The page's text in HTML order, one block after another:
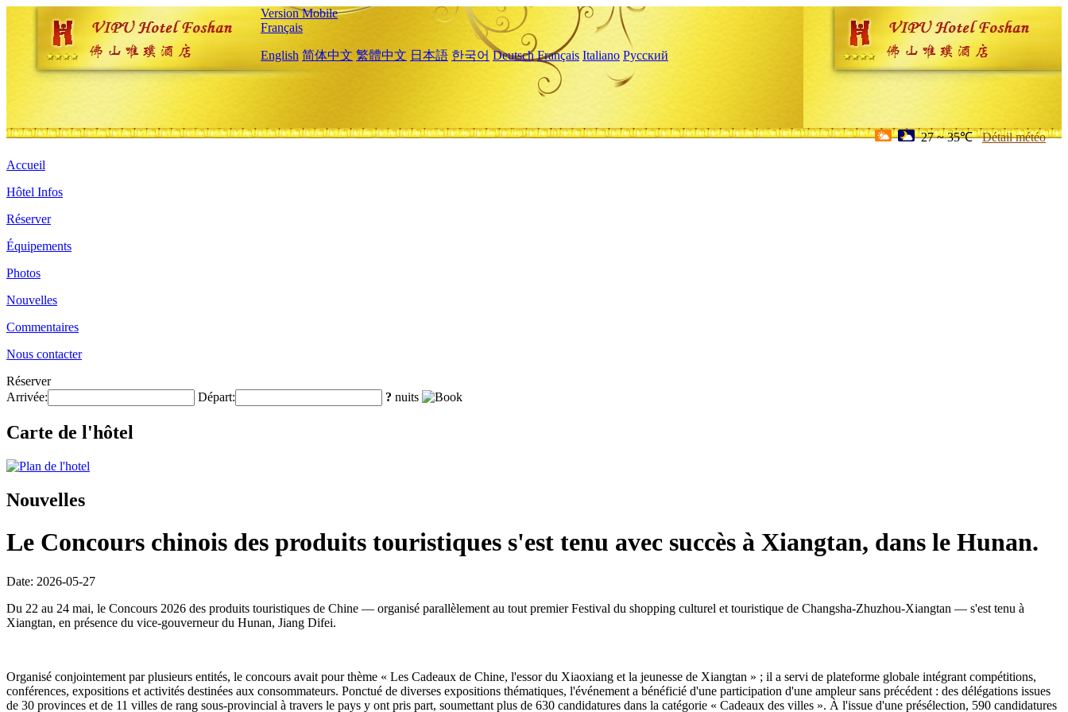
Version Mobile
Français
English 简体中文 繁體中文 日本語 한국어 Deutsch Français Italiano Русский
27 ~ 35℃ Détail météo
Accueil
Hôtel Infos
Réserver
Équipements
Photos
Nouvelles
Commentaires
Nous contacter
Réserver
Arrivée:
Départ: ? nuits
Carte de l'hôtel
Nouvelles
Le Concours chinois des produits touristiques s'est tenu avec succès à Xiangtan, dans le Hunan.
Date: 2026-05-27
Du 22 au 24 mai, le Concours 2026 des produits touristiques de Chine — organisé parallèlement au tout premier Festival du shopping culturel et touristique de Changsha-Zhuzhou-Xiangtan — s'est tenu à
Xiangtan, en présence du vice-gouverneur du Hunan, Jiang Difei.
Organisé conjointement par plusieurs entités, le concours avait pour thème « Les Cadeaux de Chine, l'essor du Xiaoxiang et la jeunesse de Xiangtan » ; il a servi de plateforme globale intégrant compétitions,
conférences, expositions et activités destinées aux consommateurs. Ponctué de diverses expositions thématiques, l'événement a bénéficié d'une participation d'une ampleur sans précédent : des délégations issues
de 30 provinces et de 11 villes de rang sous-provincial à travers le pays y ont pris part, soumettant plus de 630 candidatures dans la catégorie « Cadeaux des villes ». À l'issue d'une présélection, 590 candidatures